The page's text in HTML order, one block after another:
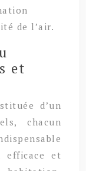
de l’air.
et
d’un
chacun
efficace et